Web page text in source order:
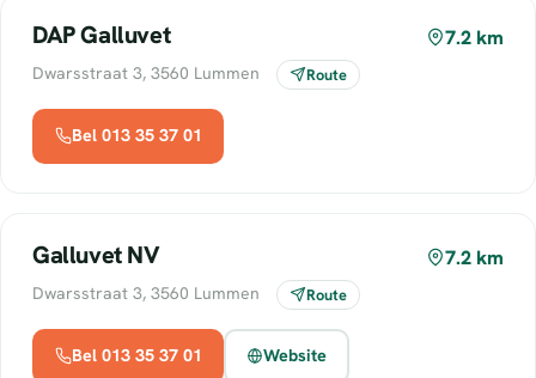
DAP Galluvet 7.2 km
Dwarsstraat 3, 3560 Lummen Route
Bel 013 35 37 01
Galluvet NV 7.2 km
Dwarsstraat 3, 3560 Lummen Route
Bel 013 35 37 01 Website